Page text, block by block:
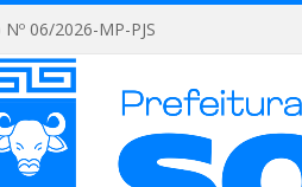
06/2026-MP-PJS